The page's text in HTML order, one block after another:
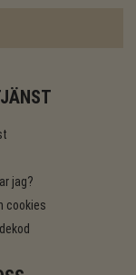
jag?
cookies